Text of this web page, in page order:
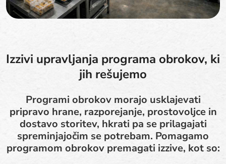
Izzivi upravljanja programa obrokov, ki
jih rešujemo
Programi obrokov morajo usklajevati
pripravo hrane, razporejanje, prostovoljce in
dostavo storitev, hkrati pa se prilagajati
spreminjajočim se potrebam. Pomagamo
programom obrokov premagati izzive, kot so: